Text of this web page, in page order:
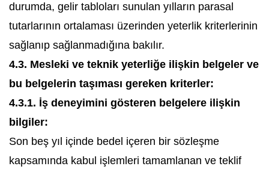
durumda, gelir tabloları sunulan yılların parasal
tutarlarının ortalaması üzerinden yeterlik kriterlerinin
sağlanıp sağlanmadığına bakılır.
4.3. Mesleki ve teknik yeterliğe ilişkin belgeler ve
bu belgelerin taşıması gereken kriterler:
4.3.1. İş deneyimini gösteren belgelere ilişkin
bilgiler:
Son beş yıl içinde bedel içeren bir sözleşme
kapsamında kabul işlemleri tamamlanan ve teklif